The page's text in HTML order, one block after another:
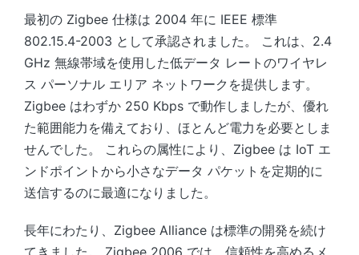
最初の Zigbee 仕様は 2004 年に IEEE 標準
802.15.4-2003 として承認されました。 これは、2.4
GHz 無線帯域を使用した低データ レートのワイヤレ
ス パーソナル エリア ネットワークを提供します。
Zigbee はわずか 250 Kbps で動作しましたが、優れ
た範囲能力を備えており、ほとんど電力を必要としま
せんでした。 これらの属性により、Zigbee は IoT エ
ンドポイントから小さなデータ パケットを定期的に
送信するのに最適になりました。
長年にわたり、Zigbee Alliance は標準の開発を続け
てきました。 Zigbee 2006 では、信頼性を高めるメ